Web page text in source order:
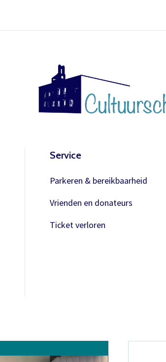
Onthoud gegevens
Inloggen
verwerken we het abonnement.
U krijgt dan bericht dat u gratis kan
bestelknop bij de voorstelling.
Service
Parkeren & bereikbaarheid
Vrienden en donateurs
Ticket verloren